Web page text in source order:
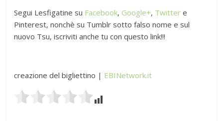
Segui Lesfigatine su Facebook, Google+, Twitter e
Pinterest, nonchè su Tumblr sotto falso nome e sul
nuovo Tsu, iscriviti anche tu con questo link!!!
creazione del bigliettino | EBINetwork.it